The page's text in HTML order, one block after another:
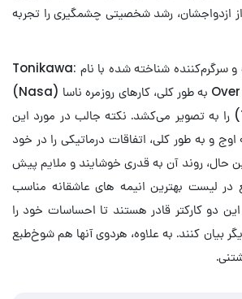
ازدواجشان، رشد شخصیتی چشمگیری را تجربه
انیمه فوق‌العاده جذاب و سرگرم‌کننده شناخته شده با نام Tonikawa:
Over the Moon for You به طور کلی، کارهای روزمره ناسا (Nasa)
و سوکاسا (Tsukasa) را به تصویر می‌کشد. نکته جالب در مورد این
و به طور کلی، اتفاقات درماتیکی را در خود
حال، روند آن به قدری خوشایند و ملایم پیش
لیست بهترین انیمه‌ های عاشقانه مناسب
این دو کارکتر قادر هستند تا احساسات خود را
بیان کنند. به علاوه، هردوی آنها هم شوخ‌طبع